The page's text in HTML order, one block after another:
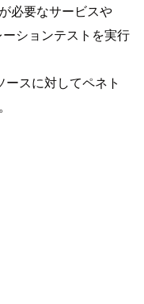
必要なサービスや
ションテストを実行
スに対してペネト